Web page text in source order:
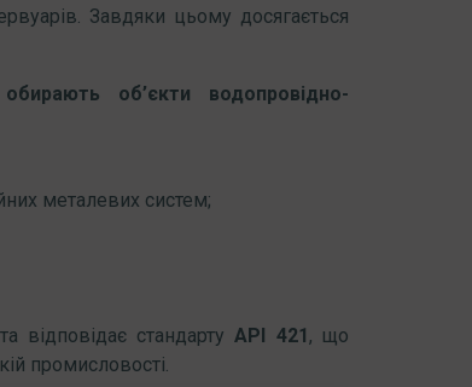
Завдяки цьому досягається
об’єкти водопровідно-
металевих систем;
та відповідає стандартуAPI 421 , що
промисловості.